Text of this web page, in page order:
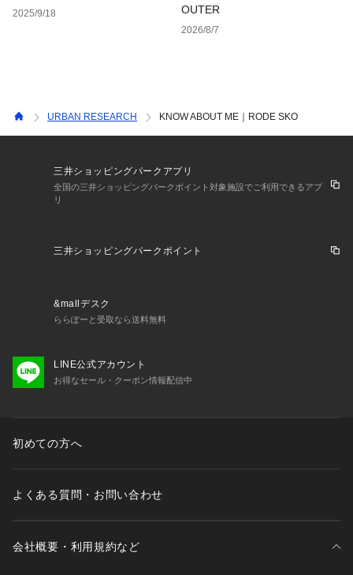
2025/9/18
OUTER
2026/8/7
URBAN RESEARCH KNOW ABOUT ME｜RODE SKO
三井ショッピングパークアプリ
全国の三井ショッピングパークポイント対象施設でご利用できるアプ
リ
三井ショッピングパークポイント
&mallデスク
ららぽーと受取なら送料無料
LINE公式アカウント
お得なセール・クーポン情報配信中
初めての方へ
よくある質問・お問い合わせ
会社概要・利用規約など